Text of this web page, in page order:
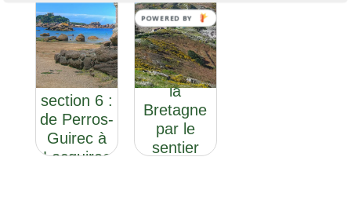
GR®34
section 6 :
de Perros-
Guirec à
Locquirec
GR®34 :
le tour de
la
Bretagne
par le
sentier
POWERED BY